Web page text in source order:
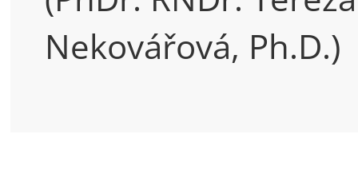
Nekovářová, Ph.D.)